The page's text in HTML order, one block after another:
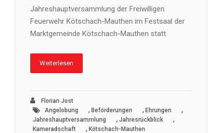
Jahreshauptversammlung der Freiwilligen
Feuerwehr Kötschach-Mauthen im Festsaal der
Marktgemeinde Kötschach-Mauthen statt.
Weiterlesen
Florian Jost
Angelobung
, Beförderungen , Ehrungen ,
Jahreshauptversammlung , Jahresrückblick ,
Kameradschaft , Kötschach-Mauthen